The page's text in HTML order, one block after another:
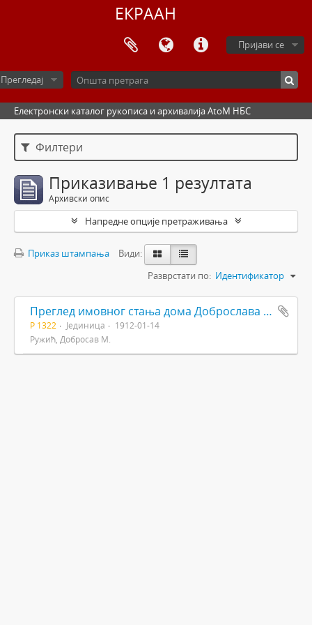
ЕКРААН
Пријави се
Прегледај
Електронски каталог рукописа и архивалија AtoM НБС
Филтери
Приказивање 1 резултата
Архивски опис
Напредне опције претраживања
Приказ штампања
Види:
Разврстати по: Идентификатор
Преглед имовног стања дома Доброслава и Олге Ружића
Р 1322 Јединица
1912-01-14
Ружић, Добросав М.